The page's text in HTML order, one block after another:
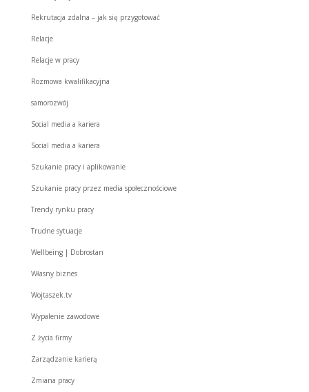
Rekrutacja zdalna – jak się przygotować
Relacje
Relacje w pracy
Rozmowa kwalifikacyjna
samorozwój
Social media a kariera
Social media a kariera
Szukanie pracy i aplikowanie
Szukanie pracy przez media społecznościowe
Trendy rynku pracy
Trudne sytuacje
Wellbeing | Dobrostan
Własny biznes
Wojtaszek.tv
Wypalenie zawodowe
Z życia firmy
Zarządzanie karierą
Zmiana pracy